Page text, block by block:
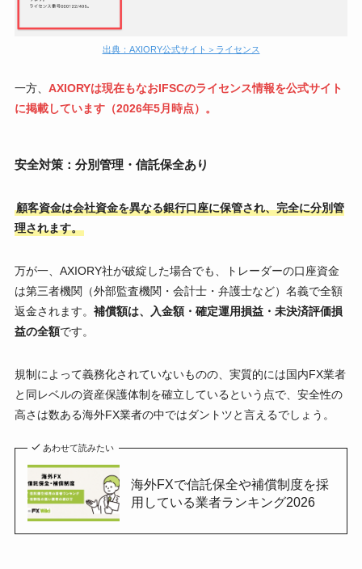
出典：AXIORY公式サイト＞ライセンス
一方、 AXIORYは現在もなおIFSCのライセンス情報を公式サイト
に掲載しています（2026年5月時点）。
安全対策：分別管理・信託保全あり
顧客資金は会社資金を異なる銀行口座に保管され、完全に分別管
理されます。
万が一、AXIORY社が破綻した場合でも、トレーダーの口座資金
は第三者機関（外部監査機関・会計士・弁護士など）名義で全額
返金されます。 補償額は、入金額・確定運用損益・未決済評価損
益の全額です。
規制によって義務化されていないものの、実質的には国内FX業者
と同レベルの資産保護体制を確立しているという点で、安全性の
高さは数ある海外FX業者の中ではダントツと言えるでしょう。
あわせて読みたい
海外FXで信託保全や補償制度を採
用している業者ランキング2026